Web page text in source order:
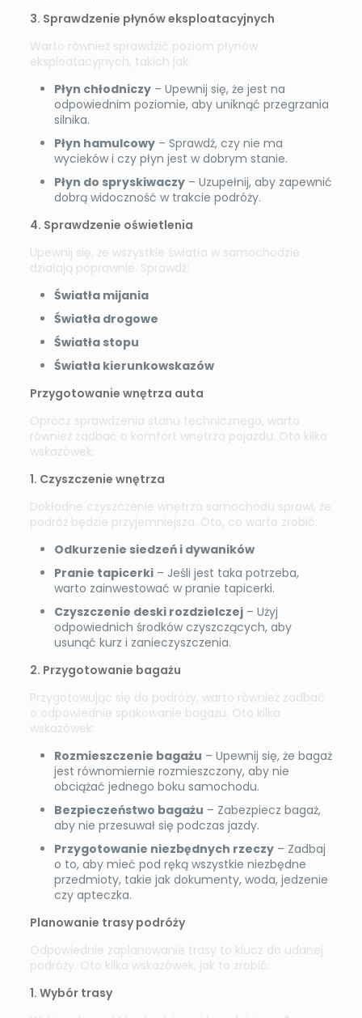
3. Sprawdzenie płynów eksploatacyjnych
Warto również sprawdzić poziom płynów
eksploatacyjnych, takich jak:
Płyn chłodniczy– Upewnij się, że jest na
odpowiednim poziomie, aby uniknąć przegrzania
silnika.
Płyn hamulcowy– Sprawdź, czy nie ma
wycieków i czy płyn jest w dobrym stanie.
Płyn do spryskiwaczy– Uzupełnij, aby zapewnić
dobrą widoczność w trakcie podróży.
4. Sprawdzenie oświetlenia
Upewnij się, że wszystkie światła w samochodzie
działają poprawnie. Sprawdź:
Światła mijania
Światła drogowe
Światła stopu
Światła kierunkowskazów
Przygotowanie wnętrza auta
Oprócz sprawdzenia stanu technicznego, warto
również zadbać o komfort wnętrza pojazdu. Oto kilka
wskazówek:
1. Czyszczenie wnętrza
Dokładne czyszczenie wnętrza samochodu sprawi, że
podróż będzie przyjemniejsza. Oto, co warto zrobić:
Odkurzenie siedzeń i dywaników
Pranie tapicerki– Jeśli jest taka potrzeba,
warto zainwestować w pranie tapicerki.
Czyszczenie deski rozdzielczej– Użyj
odpowiednich środków czyszczących, aby
usunąć kurz i zanieczyszczenia.
2. Przygotowanie bagażu
Przygotowując się do podróży, warto również zadbać
o odpowiednie spakowanie bagażu. Oto kilka
wskazówek:
Rozmieszczenie bagażu – Upewnij się, że bagaż
jest równomiernie rozmieszczony, aby nie
obciążać jednego boku samochodu.
Bezpieczeństwo bagażu – Zabezpiecz bagaż,
aby nie przesuwał się podczas jazdy.
Przygotowanie niezbędnych rzeczy– Zadbaj
o to, aby mieć pod ręką wszystkie niezbędne
przedmioty, takie jak dokumenty, woda, jedzenie
czy apteczka.
Planowanie trasy podróży
Odpowiednie zaplanowanie trasy to klucz do udanej
podróży. Oto kilka wskazówek, jak to zrobić:
1. Wybór trasy